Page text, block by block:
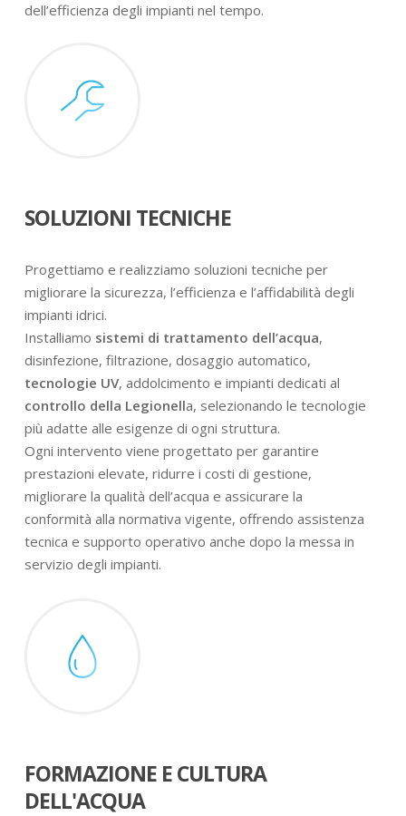
dell’efficienza degli impianti nel tempo.
SOLUZIONI TECNICHE
Progettiamo e realizziamo soluzioni tecniche per
migliorare la sicurezza, l’efficienza e l’affidabilità degli
impianti idrici.
Installiamo sistemi di trattamento dell’acqua,
disinfezione, filtrazione, dosaggio automatico,
tecnologie UV, addolcimento e impianti dedicati al
controllo della Legionella, selezionando le tecnologie
più adatte alle esigenze di ogni struttura.
Ogni intervento viene progettato per garantire
prestazioni elevate, ridurre i costi di gestione,
migliorare la qualità dell’acqua e assicurare la
conformità alla normativa vigente, offrendo assistenza
tecnica e supporto operativo anche dopo la messa in
servizio degli impianti.
FORMAZIONE E CULTURA
DELL'ACQUA